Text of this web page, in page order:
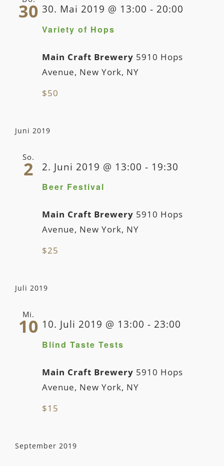
30
Variety of Hops
30. Mai 2019 @ 13:00 - 20:00
Main Craft Brewery 5910 Hops
Avenue, New York, NY
$50
Juni 2019
So.
2
Beer Festival
2. Juni 2019 @ 13:00 - 19:30
Main Craft Brewery 5910 Hops
Avenue, New York, NY
$25
Juli 2019
Mi.
10
Blind Taste Tests
10. Juli 2019 @ 13:00 - 23:00
Main Craft Brewery 5910 Hops
Avenue, New York, NY
$15
September 2019